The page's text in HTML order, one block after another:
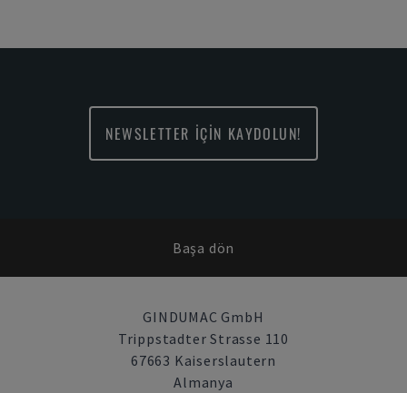
NEWSLETTER İÇİN KAYDOLUN!
Başa dön
GINDUMAC GmbH
Trippstadter Strasse 110
67663 Kaiserslautern
Almanya